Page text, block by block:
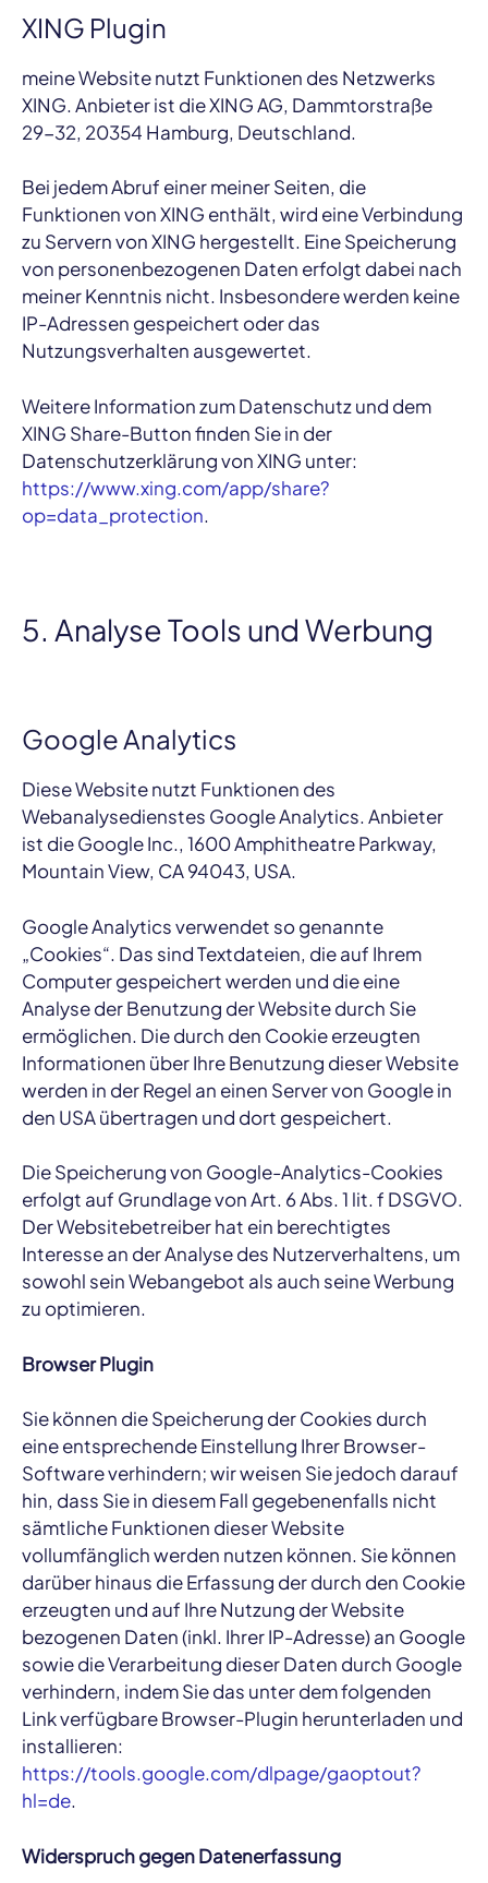
XING Plugin
meine Website nutzt Funktionen des Netzwerks
XING. Anbieter ist die XING AG, Dammtorstraße
29-32, 20354 Hamburg, Deutschland.
Bei jedem Abruf einer meiner Seiten, die
Funktionen von XING enthält, wird eine Verbindung
zu Servern von XING hergestellt. Eine Speicherung
von personenbezogenen Daten erfolgt dabei nach
meiner Kenntnis nicht. Insbesondere werden keine
IP-Adressen gespeichert oder das
Nutzungsverhalten ausgewertet.
Weitere Information zum Datenschutz und dem
XING Share-Button finden Sie in der
Datenschutzerklärung von XING unter:
https://www.xing.com/app/share?
op=data_protection.
5. Analyse Tools und Werbung
Google Analytics
Diese Website nutzt Funktionen des
Webanalysedienstes Google Analytics. Anbieter
ist die Google Inc., 1600 Amphitheatre Parkway,
Mountain View, CA 94043, USA.
Google Analytics verwendet so genannte
„Cookies“. Das sind Textdateien, die auf Ihrem
Computer gespeichert werden und die eine
Analyse der Benutzung der Website durch Sie
ermöglichen. Die durch den Cookie erzeugten
Informationen über Ihre Benutzung dieser Website
werden in der Regel an einen Server von Google in
den USA übertragen und dort gespeichert.
Die Speicherung von Google-Analytics-Cookies
erfolgt auf Grundlage von Art. 6 Abs. 1 lit. f DSGVO.
Der Websitebetreiber hat ein berechtigtes
Interesse an der Analyse des Nutzerverhaltens, um
sowohl sein Webangebot als auch seine Werbung
zu optimieren.
Browser Plugin
Sie können die Speicherung der Cookies durch
eine entsprechende Einstellung Ihrer Browser-
Software verhindern; wir weisen Sie jedoch darauf
hin, dass Sie in diesem Fall gegebenenfalls nicht
sämtliche Funktionen dieser Website
vollumfänglich werden nutzen können. Sie können
darüber hinaus die Erfassung der durch den Cookie
erzeugten und auf Ihre Nutzung der Website
bezogenen Daten (inkl. Ihrer IP-Adresse) an Google
sowie die Verarbeitung dieser Daten durch Google
verhindern, indem Sie das unter dem folgenden
Link verfügbare Browser-Plugin herunterladen und
installieren:
https://tools.google.com/dlpage/gaoptout?
hl=de.
Widerspruch gegen Datenerfassung